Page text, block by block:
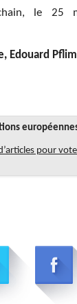
le 25
Edouard
pour